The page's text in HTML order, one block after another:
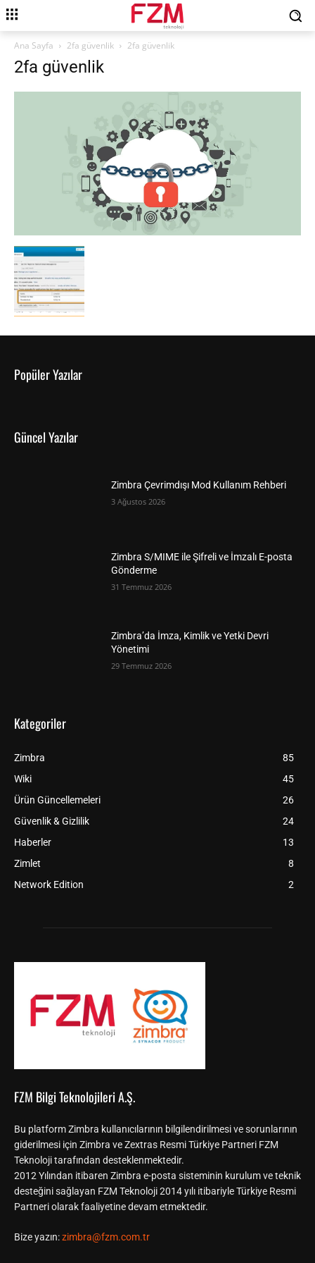
Ana Sayfa 2fa güvenlik 2fa güvenlik
2fa güvenlik
Popüler Yazılar
Güncel Yazılar
Zimbra Çevrimdışı Mod Kullanım Rehberi
3 Ağustos 2026
Zimbra S/MIME ile Şifreli ve İmzalı E-posta
Gönderme
31 Temmuz 2026
Zimbra’da İmza, Kimlik ve Yetki Devri
Yönetimi
29 Temmuz 2026
Kategoriler
Zimbra
85
Wiki
45
Ürün Güncellemeleri
26
Güvenlik & Gizlilik
24
Haberler
13
Zimlet
8
Network Edition
2
FZM Bilgi Teknolojileri A.Ş.
Bu platform Zimbra kullanıcılarının bilgilendirilmesi ve sorunlarının
giderilmesi için Zimbra ve Zextras Resmi Türkiye Partneri FZM
Teknoloji tarafından desteklenmektedir.
2012 Yılından itibaren Zimbra e-posta sisteminin kurulum ve teknik
desteğini sağlayan FZM Teknoloji 2014 yılı itibariyle Türkiye Resmi
Partneri olarak faaliyetine devam etmektedir.
Bize yazın:zimbra@fzm.com.tr